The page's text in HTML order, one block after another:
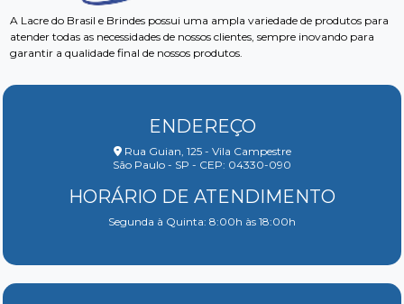
A Lacre do Brasil e Brindes possui uma ampla variedade de produtos para
atender todas as necessidades de nossos clientes, sempre inovando para
garantir a qualidade final de nossos produtos.
ENDEREÇO
Rua Guian, 125 - Vila Campestre
São Paulo - SP - CEP: 04330-090
HORÁRIO DE ATENDIMENTO
Segunda à Quinta: 8:00h às 18:00h